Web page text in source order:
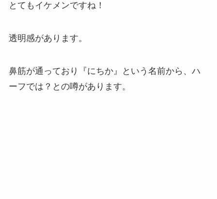
とてもイケメンですね！
透明感があります。
鼻筋が通っており『にちか』という名前から、ハ
ーフでは？との噂があります。